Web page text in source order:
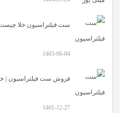
ست فیلتراسیون خلا
1403-06-04
فروش ست فیلتراسیون |
1401-12-27